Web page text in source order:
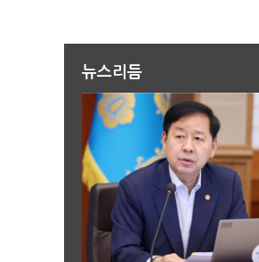
뉴스리듬